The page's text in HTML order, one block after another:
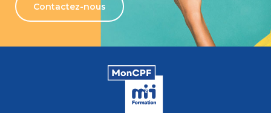
Contactez-nous